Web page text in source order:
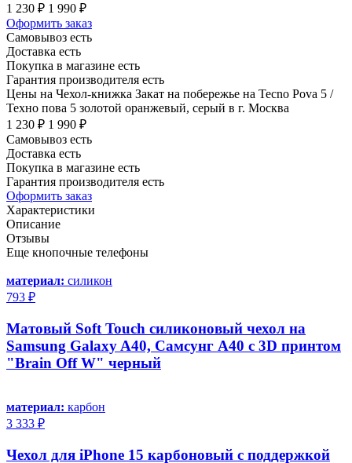
1 230 ₽ 1 990 ₽
Оформить заказ
Самовывоз есть
Доставка есть
Покупка в магазине есть
Гарантия производителя есть
Цены на Чехол-книжка Закат на побережье на Tecno Pova 5 /
Техно пова 5 золотой оранжевый, серый в г. Москва
1 230 ₽ 1 990 ₽
Самовывоз есть
Доставка есть
Покупка в магазине есть
Гарантия производителя есть
Оформить заказ
Характеристики
Описание
Отзывы
Еще кнопочные телефоны
материал: силикон
793 ₽
Матовый Soft Touch силиконовый чехол на
Samsung Galaxy A40, Самсунг А40 с 3D принтом
"Brain Off W" черный
материал: карбон
3 333 ₽
Чехол для iPhone 15 карбоновый с поддержкой